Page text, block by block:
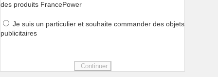
des produits FrancePower
Je suis un particulier et souhaite commander des objets
publicitaires
Continuer